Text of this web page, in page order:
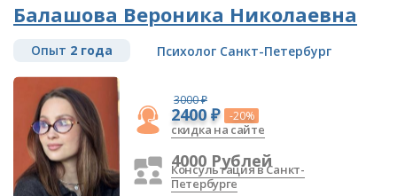
Балашова Вероника Николаевна
Опыт 2 года Психолог Санкт-Петербург
3000 ₽
2400 ₽ -20%
скидка на сайте
4000 Рублей
Консультация в Санкт-
Петербурге